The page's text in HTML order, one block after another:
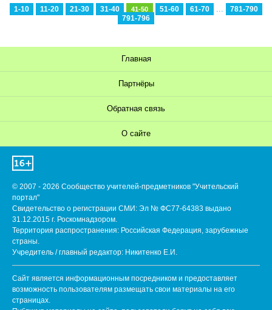
1-10 11-20 21-30 31-40 41-50 51-60 61-70 ...
781-790
791-796
Главная
Партнёры
Обратная связь
О сайте
© 2007 - 2026 Сообщество учителей-предметников "Учительский
портал"
Свидетельство о регистрации СМИ: Эл № ФС77-64383 выдано
31.12.2015 г. Роскомнадзором.
Территория распространения: Российская Федерация, зарубежные
страны.
Учредитель / главный редактор: Никитенко Е.И.
Сайт является информационным посредником и предоставляет
возможность пользователям размещать свои материалы на его
страницах.